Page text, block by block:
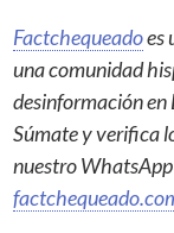
Factchequeadoes
una comunidad
desinformación en
Súmate y verifica
nuestro